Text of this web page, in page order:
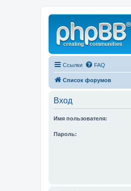
Ссылки FAQ
Список форумов
Вход
Имя пользователя:
Пароль: